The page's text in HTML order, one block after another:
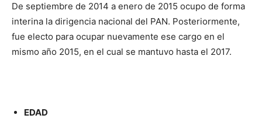
De septiembre de 2014 a enero de 2015 ocupo de forma
interina la dirigencia nacional del PAN. Posteriormente,
fue electo para ocupar nuevamente ese cargo en el
mismo año 2015, en el cual se mantuvo hasta el 2017.
EDAD